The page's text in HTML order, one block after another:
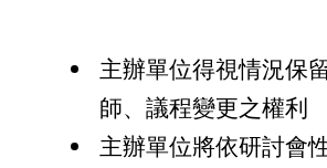
主辦單位得視情況保
師、議程變更之權利
主辦單位將依研討會